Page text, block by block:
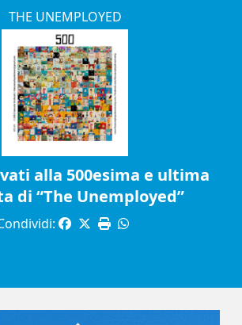
THE UNEMPLOYED
alla 500esima e ultima
di “The Unemployed”